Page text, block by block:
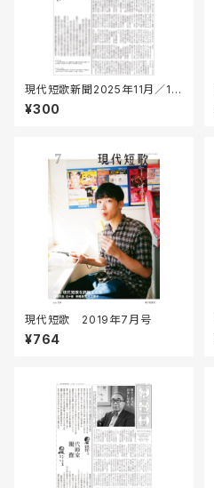
現代短歌新聞2025年11月／16
4号
¥300
現代短歌 2019年7月号
¥764